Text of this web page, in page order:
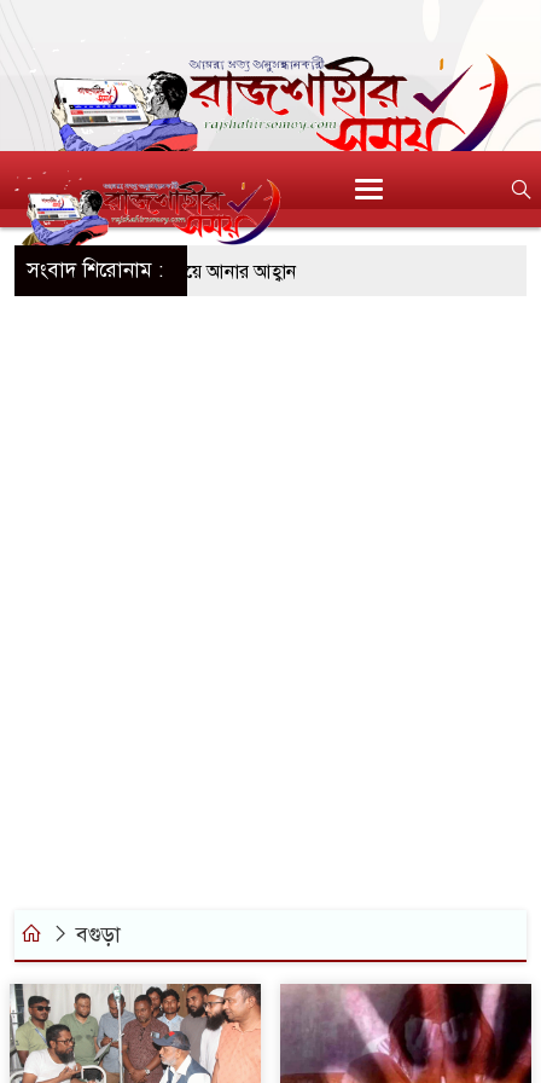
সংবাদ শিরোনাম :
অপতৎপরতা কমিয়ে আনার আহ্বান
বন্ধে পরিবহন মালিক- শ্রমিক
মতবিনিময় সভা অনুষ্ঠিত
ও অর্থনৈতিক সার্বভৌমত্বের ভিত্তি:
বগুড়া